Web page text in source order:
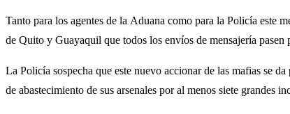
Tanto para los agentes de la Aduana como para la Policía este
de Quito y Guayaquil que todos los envíos de mensajería
La Policía sospecha que este nuevo accionar de las mafias se
de abastecimiento de sus arsenales por al menos siete grandes